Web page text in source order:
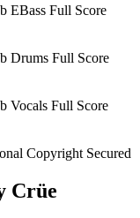
Copyright Secured
Crüe